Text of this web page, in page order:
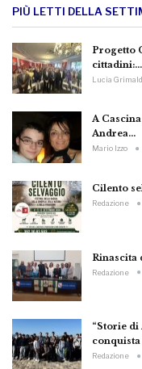
PIÙ LETTI DELLA
Progetto
cittadini:…
Lucia
A
Andrea…
Mario Izzo
Cilento
Redazione
Rinascita
Redazione
“Storie
Redazione